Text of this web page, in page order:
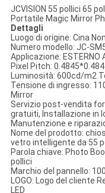
JCVISION 55 pollici 65
Portatile Magic Mirror
Dettagli
Luogo di origine: Cina
Numero modello: JC-
Applicazione: ESTERNO
Pixel Pitch:
Luminosità: 600cd/m2
Tensione di ingresso:
Mirror
Servizio post-vendita
gratuiti, Installazione in
Manutenzione e
Nome del prodotto:
vetro intelligente da 55
Parola chiave: Photo
pollici
Marchio del pannello:
LOGO: Logo del cliente
LED